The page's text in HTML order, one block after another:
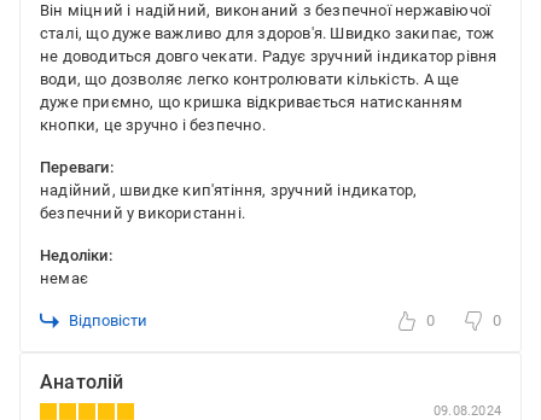
Він міцний і надійний, виконаний з безпечної нержавіючої
сталі, що дуже важливо для здоров'я. Швидко закипає, тож
не доводиться довго чекати. Радує зручний індикатор рівня
води, що дозволяє легко контролювати кількість. А ще
дуже приємно, що кришка відкривається натисканням
кнопки, це зручно і безпечно.
Переваги:
надійний, швидке кип'ятіння, зручний індикатор,
безпечний у використанні.
Недоліки:
немає
Відповісти 0 0
Анатолій
09.08.2024